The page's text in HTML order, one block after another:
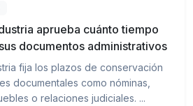
aprueba cuánto tiempo
documentos administrativos
fija los plazos de conservación
documentales como nóminas,
o relaciones judiciales. ...